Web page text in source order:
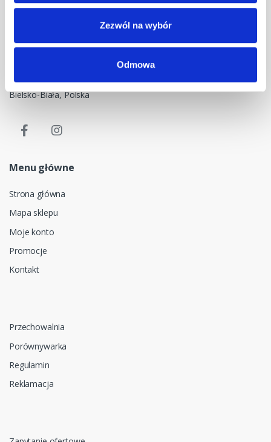
Zezwól na wybór
Odmowa
Nasz adres e-mail
NIP: 5482614481, MDM NT sp. z o.o., Bestwińska 143, 43-346
Bielsko-Biała, Polska
Menu główne
Strona główna
Mapa sklepu
Moje konto
Promocje
Kontakt
Przechowalnia
Porównywarka
Regulamin
Reklamacja